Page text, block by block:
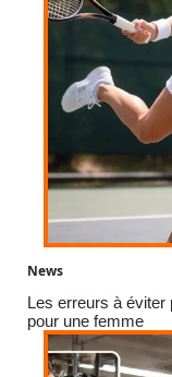
News
Les erreurs à éviter
pour une femme